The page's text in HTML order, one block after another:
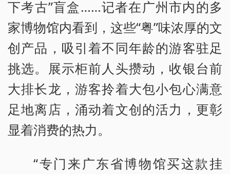
下考古”盲盒……记者在广州市内的多
家博物馆内看到，这些“粤”味浓厚的文
创产品，吸引着不同年龄的游客驻足
挑选。展示柜前人头攒动，收银台前
大排长龙，游客拎着大包小包心满意
足地离店，涌动着文创的活力，更彰
显着消费的热力。
“专门来广东省博物馆买这款挂